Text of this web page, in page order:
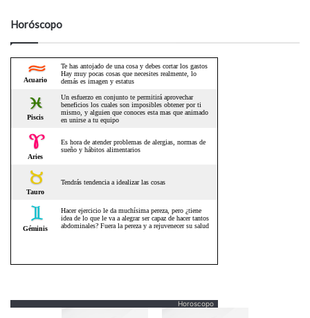
Horóscopo
Horoscopo